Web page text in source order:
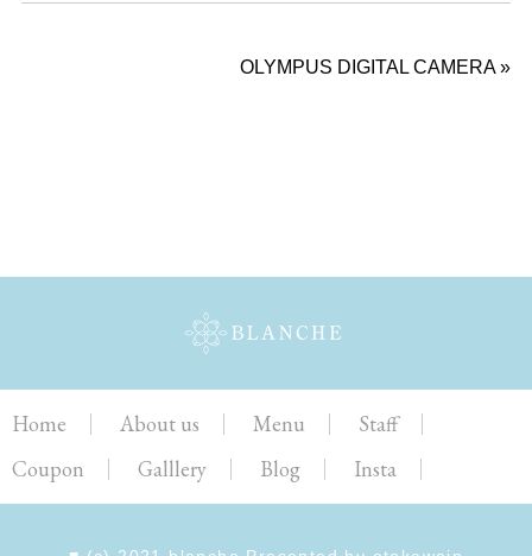
OLYMPUS DIGITAL CAMERA»
Home About us Menu
Staff
Coupon
Galllery Blog Insta